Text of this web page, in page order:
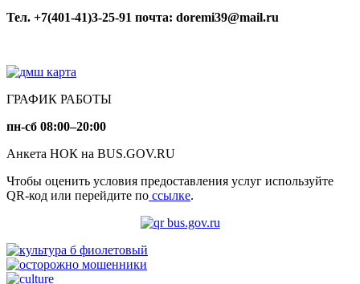
Тел. +7(401-41)3-25-91 почта: doremi39@mail.ru
ГРАФИК РАБОТЫ
пн-сб 08:00–20:00
Анкета НОК на BUS.GOV.RU
Чтобы оценить условия предоставления услуг используйте
QR-код или перейдите по ссылке.